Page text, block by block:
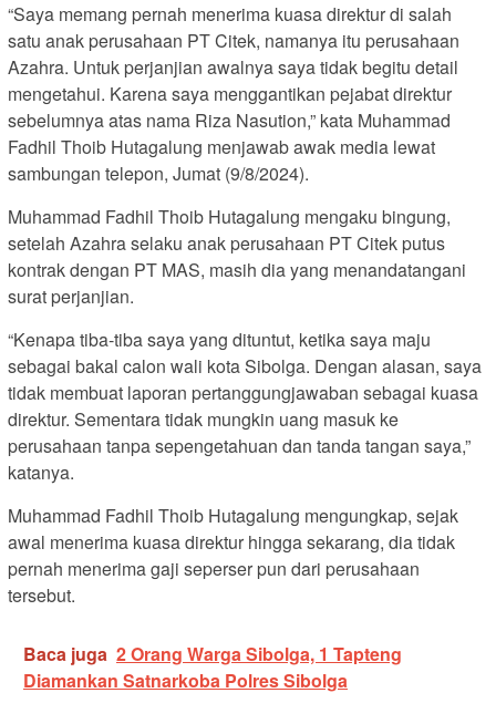
“Saya memang pernah menerima kuasa direktur di salah
satu anak perusahaan PT Citek, namanya itu perusahaan
Azahra. Untuk perjanjian awalnya saya tidak begitu detail
mengetahui. Karena saya menggantikan pejabat direktur
sebelumnya atas nama Riza Nasution,” kata Muhammad
Fadhil Thoib Hutagalung menjawab awak media lewat
sambungan telepon, Jumat (9/8/2024).
Muhammad Fadhil Thoib Hutagalung mengaku bingung,
setelah Azahra selaku anak perusahaan PT Citek putus
kontrak dengan PT MAS, masih dia yang menandatangani
surat perjanjian.
“Kenapa tiba-tiba saya yang dituntut, ketika saya maju
sebagai bakal calon wali kota Sibolga. Dengan alasan, saya
tidak membuat laporan pertanggungjawaban sebagai kuasa
direktur. Sementara tidak mungkin uang masuk ke
perusahaan tanpa sepengetahuan dan tanda tangan saya,”
katanya.
Muhammad Fadhil Thoib Hutagalung mengungkap, sejak
awal menerima kuasa direktur hingga sekarang, dia tidak
pernah menerima gaji seperser pun dari perusahaan
tersebut.
Baca juga 2 Orang Warga Sibolga, 1 Tapteng
Diamankan Satnarkoba Polres Sibolga